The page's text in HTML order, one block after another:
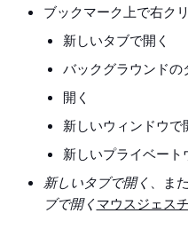
ブックマーク上で右ク
新しいタブで開く
バックグラウンドの
開く
新しいウィンドウで
新しいプライベート
新しいタブで開く 、ま
ブで開くマウスジェス